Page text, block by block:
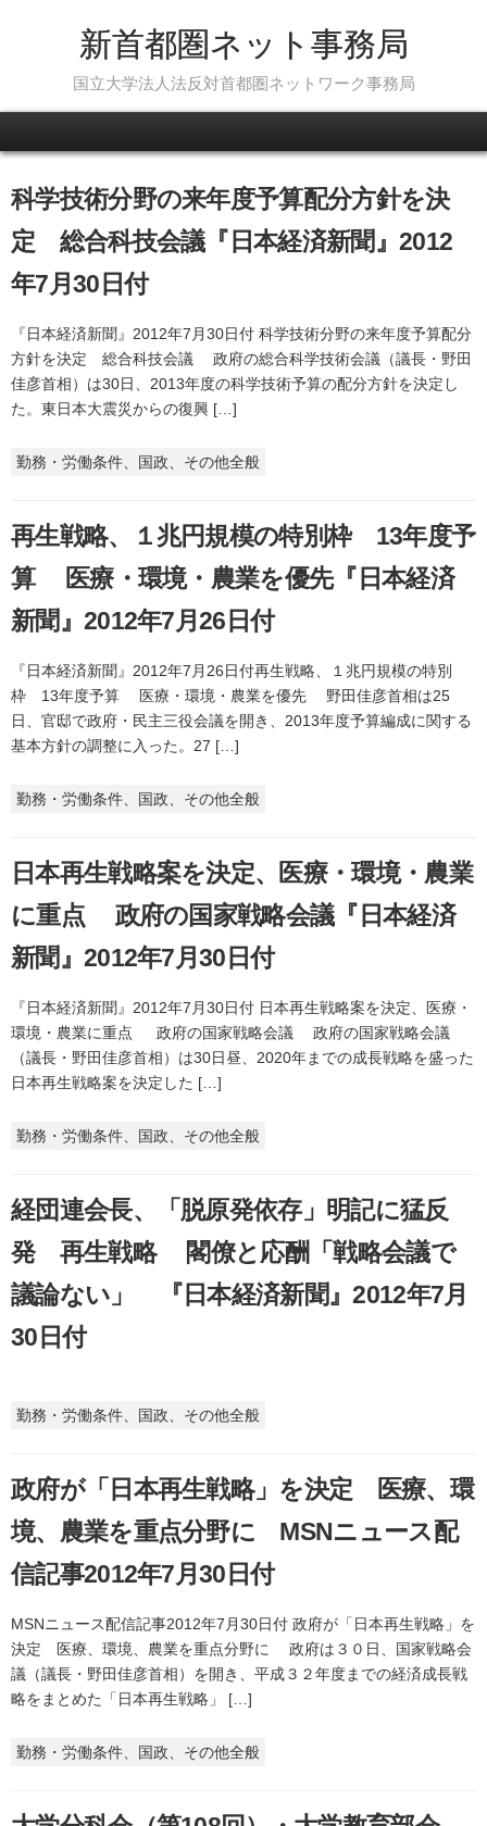
新首都圏ネット事務局
国立大学法人法反対首都圏ネットワーク事務局
科学技術分野の来年度予算配分方針を決
定 総合科技会議『日本経済新聞』2012
年7月30日付
『日本経済新聞』2012年7月30日付 科学技術分野の来年度予算配分
方針を決定 総合科技会議 政府の総合科学技術会議（議長・野田
佳彦首相）は30日、2013年度の科学技術予算の配分方針を決定し
た。東日本大震災からの復興 […]
勤務・労働条件、国政、その他全般
再生戦略、１兆円規模の特別枠 13年度予
算 医療・環境・農業を優先『日本経済
新聞』2012年7月26日付
『日本経済新聞』2012年7月26日付再生戦略、１兆円規模の特別
枠 13年度予算 医療・環境・農業を優先 野田佳彦首相は25
日、官邸で政府・民主三役会議を開き、2013年度予算編成に関する
基本方針の調整に入った。27 […]
勤務・労働条件、国政、その他全般
日本再生戦略案を決定、医療・環境・農業
に重点 政府の国家戦略会議『日本経済
新聞』2012年7月30日付
『日本経済新聞』2012年7月30日付 日本再生戦略案を決定、医療・
環境・農業に重点 政府の国家戦略会議 政府の国家戦略会議
（議長・野田佳彦首相）は30日昼、2020年までの成長戦略を盛った
日本再生戦略案を決定した […]
勤務・労働条件、国政、その他全般
経団連会長、「脱原発依存」明記に猛反
発 再生戦略 閣僚と応酬「戦略会議で
議論ない」 『日本経済新聞』2012年7月
30日付
勤務・労働条件、国政、その他全般
政府が「日本再生戦略」を決定 医療、環
境、農業を重点分野に MSNニュース配
信記事2012年7月30日付
MSNニュース配信記事2012年7月30日付 政府が「日本再生戦略」を
決定 医療、環境、農業を重点分野に 政府は３０日、国家戦略会
議（議長・野田佳彦首相）を開き、平成３２年度までの経済成長戦
略をまとめた「日本再生戦略」 […]
勤務・労働条件、国政、その他全般